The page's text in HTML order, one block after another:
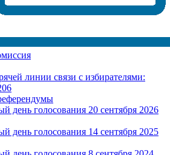
линии связи с избирателями:
день голосования 20 сентября 2026
день голосования 14 сентября 2025